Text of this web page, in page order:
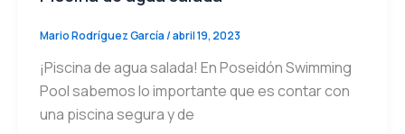
Mario Rodríguez García/abril 19, 2023
¡Piscina de agua salada! En Poseidón Swimming
Pool sabemos lo importante que es contar con
una piscina segura y de